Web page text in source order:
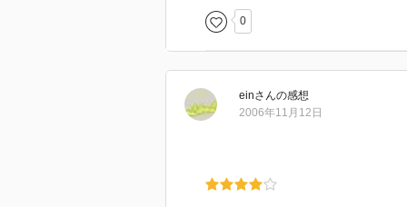
0
einさんの感想
2006年11月12日